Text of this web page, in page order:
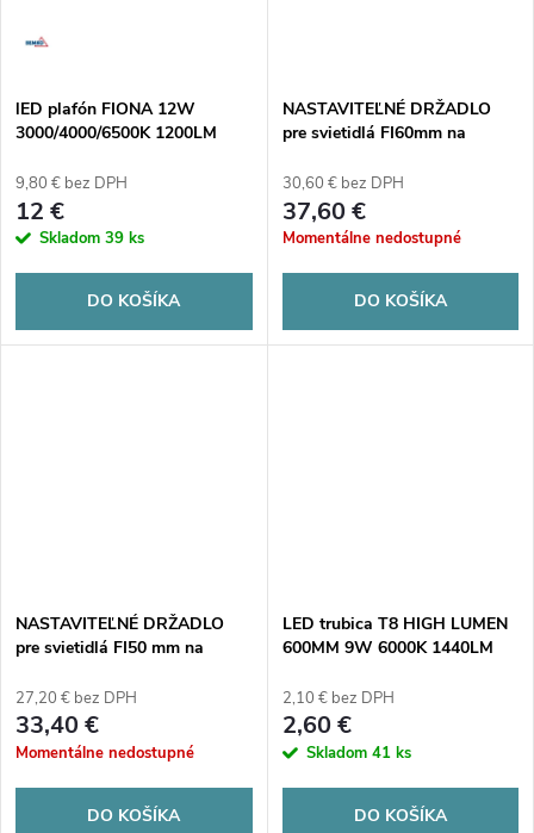
t
o
v
o
v
lED plafón FIONA 12W
3000/4000/6500K 1200LM
9,80 € bez DPH
12 €
Skladom 39 ks
DO KOŠÍKA
NASTAVITEĽNÉ DRŽADLO
pre svietidlá FI60mm na
30,60 € bez DPH
37,60 €
Momentálne nedostupné
DO KOŠÍKA
NASTAVITEĽNÉ DRŽADLO
pre svietidlá FI50 mm na
27,20 € bez DPH
33,40 €
Momentálne nedostupné
DO KOŠÍKA
LED trubica T8 HIGH LUMEN
600MM 9W 6000K 1440LM
2,10 € bez DPH
2,60 €
Skladom 41 ks
DO KOŠÍKA